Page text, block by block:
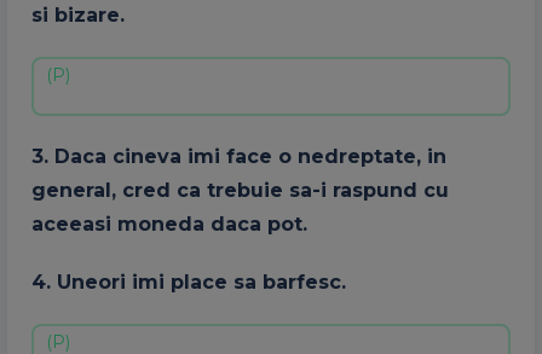
si bizare.
3. Daca cineva imi face o nedreptate, in
general, cred ca trebuie sa-i raspund cu
aceeasi moneda daca pot.
4. Uneori imi place sa barfesc.